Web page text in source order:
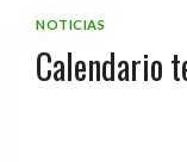
NOTICIAS
Calendario